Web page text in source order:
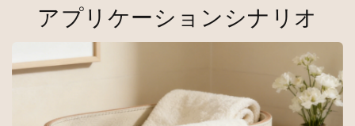
アプリケーションシナリオ